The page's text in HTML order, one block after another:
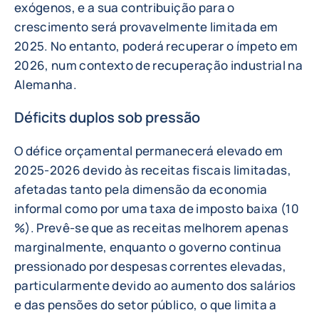
exógenos, e a sua contribuição para o
crescimento será provavelmente limitada em
2025. No entanto, poderá recuperar o ímpeto em
2026, num contexto de recuperação industrial na
Alemanha.
Déficits duplos sob pressão
O défice orçamental permanecerá elevado em
2025-2026 devido às receitas fiscais limitadas,
afetadas tanto pela dimensão da economia
informal como por uma taxa de imposto baixa (10
%). Prevê-se que as receitas melhorem apenas
marginalmente, enquanto o governo continua
pressionado por despesas correntes elevadas,
particularmente devido ao aumento dos salários
e das pensões do setor público, o que limita a